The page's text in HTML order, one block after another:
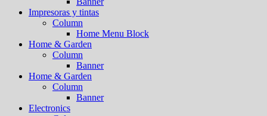
Impresoras y tintas
Column
Home Menu Block
Home & Garden
Column
Banner
Home & Garden
Column
Banner
Electronics